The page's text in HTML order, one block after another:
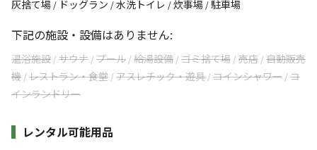
灰捨て場 / ドッグラン /水洗トイレ /炊事場 /駐車場
下記の施設・設備はありません:
温浴施設 /サウナ /プール /給湯設備 /ゴミ捨て場 /売店 /自動販売
機 /レストラン・食堂 /アスレチック・遊具 /コインシャワー /コ
インランドリー
レンタル可能用品